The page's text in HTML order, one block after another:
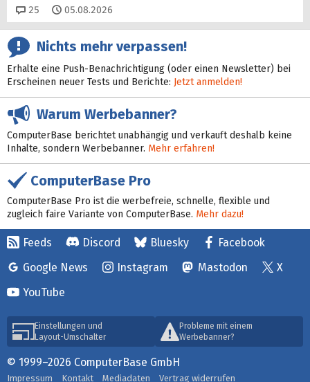
25 Kommentare
05.08.2026
Nichts mehr verpassen!
Erhalte eine Push-Benachrichtigung (oder einen Newsletter) bei
Erscheinen neuer Tests und Berichte: Jetzt anmelden!
Warum Werbebanner?
ComputerBase berichtet unabhängig und verkauft deshalb keine
Inhalte, sondern Werbebanner. Mehr erfahren!
ComputerBase Pro
ComputerBase Pro ist die werbefreie, schnelle, flexible und
zugleich faire Variante von ComputerBase. Mehr dazu!
Feeds Discord Bluesky
Facebook
Google News
Instagram Mastodon
X
YouTube
Einstellungen und
Layout-Umschalter
Probleme mit einem
Werbebanner?
© 1999–2026 ComputerBase GmbH
Impressum Kontakt Mediadaten Vertrag widerrufen